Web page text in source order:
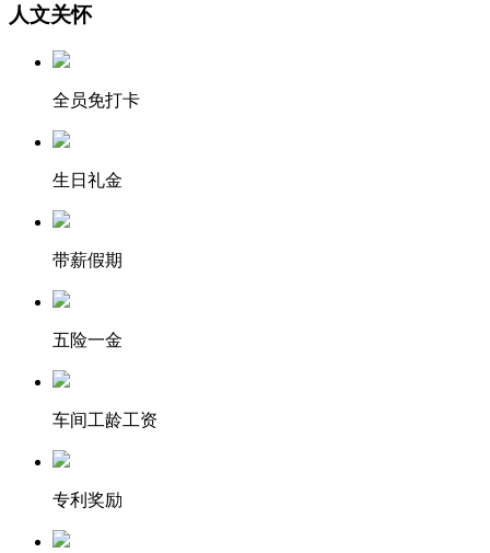
人文关怀
全员免打卡
生日礼金
带薪假期
五险一金
车间工龄工资
专利奖励